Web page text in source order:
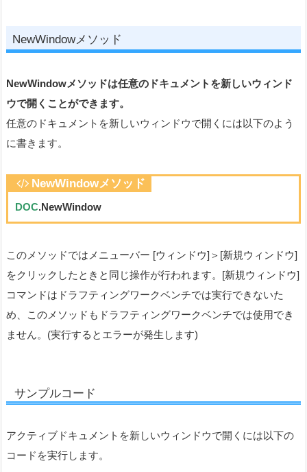
NewWindowメソッド
NewWindowメソッドは任意のドキュメントを新しいウィンド
ウで開くことができます。
任意のドキュメントを新しいウィンドウで開くには以下のよう
に書きます。
NewWindowメソッド
DOC.NewWindow
このメソッドではメニューバー [ウィンドウ]＞[新規ウィンドウ]
をクリックしたときと同じ操作が行われます。[新規ウィンドウ]
コマンドはドラフティングワークベンチでは実行できないた
め、このメソッドもドラフティングワークベンチでは使用でき
ません。(実行するとエラーが発生します)
サンプルコード
アクティブドキュメントを新しいウィンドウで開くには以下の
コードを実行します。